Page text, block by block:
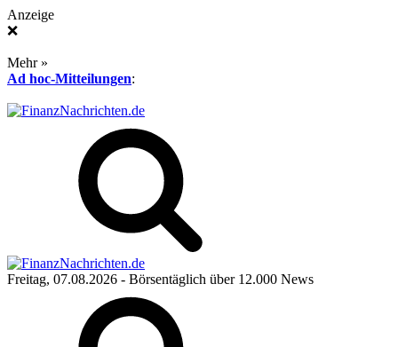
Anzeige
❌
Mehr »
Ad hoc-Mitteilungen:
Freitag, 07.08.2026 - Börsentäglich über 12.000 News